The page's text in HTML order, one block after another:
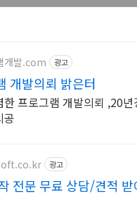
발.com 광고
개발의뢰 밝은터
한 프로그램 개발의뢰 ,20년
공
광고
전문 무료 상담/견적